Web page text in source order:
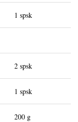
1 spsk
2 spsk
1 spsk
200 g